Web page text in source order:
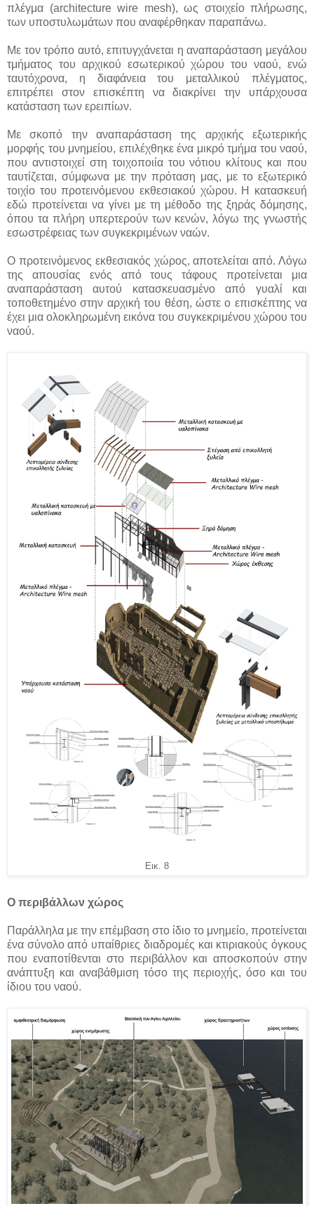
πλέγμα (architecture wire mesh), ως στοιχείο πλήρωσης,
των υποστυλωμάτων που αναφέρθηκαν παραπάνω.
Με τον τρόπο αυτό, επιτυγχάνεται η αναπαράσταση μεγάλου
τμήματος του αρχικού εσωτερικού χώρου του ναού, ενώ
ταυτόχρονα, η διαφάνεια του μεταλλικού πλέγματος,
επιτρέπει στον επισκέπτη να διακρίνει την υπάρχουσα
κατάσταση των ερειπίων.
Με σκοπό την αναπαράσταση της αρχικής εξωτερικής
μορφής του μνημείου, επιλέχθηκε ένα μικρό τμήμα του ναού,
που αντιστοιχεί στη τοιχοποιία του νότιου κλίτους και που
ταυτίζεται, σύμφωνα με την πρόταση μας, με το εξωτερικό
τοιχίο του προτεινόμενου εκθεσιακού χώρου. Η κατασκευή
εδώ προτείνεται να γίνει με τη μέθοδο της ξηράς δόμησης,
όπου τα πλήρη υπερτερούν των κενών, λόγω της γνωστής
εσωστρέφειας των συγκεκριμένων ναών.
Ο προτεινόμενος εκθεσιακός χώρος, αποτελείται από. Λόγω
της απουσίας ενός από τους τάφους προτείνεται μια
αναπαράσταση αυτού κατασκευασμένο από γυαλί και
τοποθετημένο στην αρχική του θέση, ώστε ο επισκέπτης να
έχει μια ολοκληρωμένη εικόνα του συγκεκριμένου χώρου του
ναού.
Εικ. 8
Ο περιβάλλων χώρος
Παράλληλα με την επέμβαση στο ίδιο το μνημείο, προτείνεται
ένα σύνολο από υπαίθριες διαδρομές και κτιριακούς όγκους
που εναποτίθενται στο περιβάλλον και αποσκοπούν στην
ανάπτυξη και αναβάθμιση τόσο της περιοχής, όσο και του
ίδιου του ναού.